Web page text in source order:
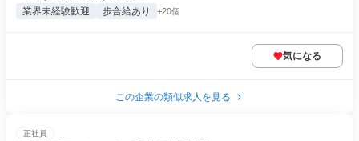
業界未経験歓迎 歩合給あり +20個
気になる
この企業の類似求人を見る
正社員